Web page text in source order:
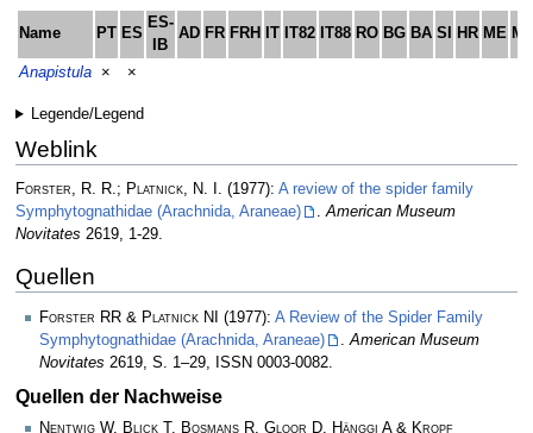
Name PT ES
ES-
IB
AD FR FRH IT IT82 IT88 RO BG BA SI HR ME
Anapistula × ×
Legende/Legend
Weblink
Forster, R. R.; Platnick, N. I. (1977): A review of the spider family
Symphytognathidae (Arachnida, Araneae)
.American Museum
Novitates 2619, 1-29.
Quellen
Forster RR & Platnick NI (1977): A Review of the Spider Family
Symphytognathidae (Arachnida, Araneae)
American Museum
Novitates 2619, S. 1–29, ISSN 0003-0082.
Quellen der Nachweise
Nentwig W, Blick T, Bosmans R, Gloor D, Hänggi A & Kropf